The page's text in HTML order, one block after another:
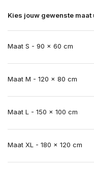
Kies jouw gewenste maat
Maat S - 90 x 60 cm
Maat M - 120 x 80 cm
Maat L - 150 x 100 cm
Maat XL - 180 x 120 cm